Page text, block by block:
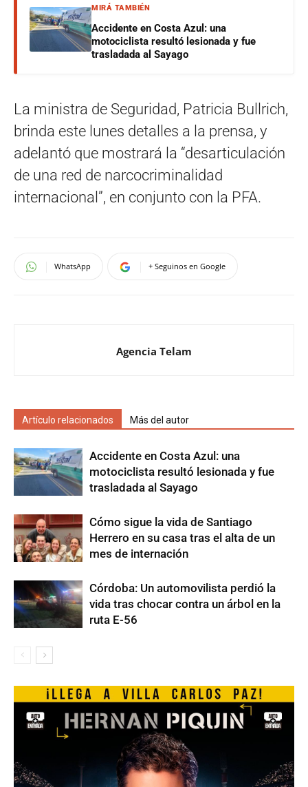
MIRÁ TAMBIÉN
Accidente en Costa Azul: una
motociclista resultó lesionada y fue
trasladada al Sayago
La ministra de Seguridad, Patricia Bullrich,
brinda este lunes detalles a la prensa, y
adelantó que mostrará la “desarticulación
de una red de narcocriminalidad
internacional”, en conjunto con la PFA.
WhatsApp + Seguinos en Google
Agencia Telam
Artículo relacionados Más del autor
Accidente en Costa Azul: una
motociclista resultó lesionada y fue
trasladada al Sayago
Cómo sigue la vida de Santiago
Herrero en su casa tras el alta de un
mes de internación
Córdoba: Un automovilista perdió la
vida tras chocar contra un árbol en la
ruta E-56